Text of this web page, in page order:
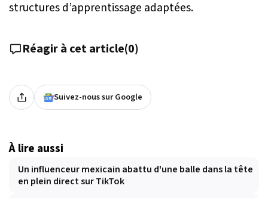
structures d’apprentissage adaptées.
Réagir à cet article(0)
Suivez-nous sur Google
À lire aussi
Un influenceur mexicain abattu d'une balle dans la tête
en plein direct sur TikTok